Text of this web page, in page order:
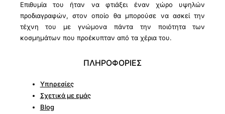
Επιθυμία του ήταν να φτιάξει έναν χώρο υψηλών
προδιαγραφών, στον οποίο θα μπορούσε να ασκεί την
τέχνη του με γνώμονα πάντα την ποιότητα των
κοσμημάτων που προέκυπταν από τα χέρια του.
ΠΛΗΡΟΦΟΡΙΕΣ
Υπηρεσίες
Σχετικά με εμάς
Blog